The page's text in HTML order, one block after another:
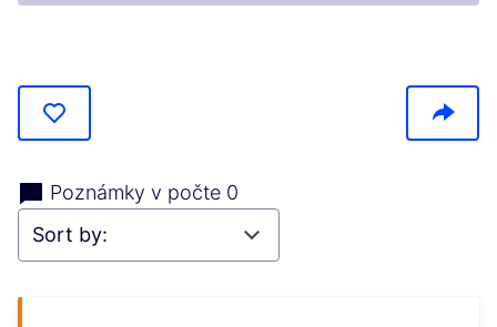
Poznámky v počte 0